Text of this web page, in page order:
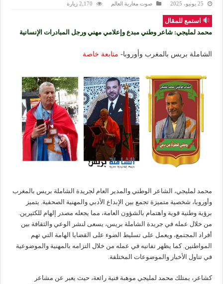
25 يونيو، 2025 صوت مغاربة العالم 2,170 زيارة
استمع للمقال
محمد لمليجي: شاعر وطني مبدع وإعلامي مهني ورجل المبادرات الإنسانية
الشاملة بريس بالمغرب وأوروبا- متابعة خاصة
محمد لمليجي، الشاعر الوطني والمدير العام لجريدة الشاملة بريس بالمغرب
وأوروبا، شخصية متميزة تجمع بين الإبداع الأدبي والمهنية الصحفية. يتميز
برؤية وطنية قوية واهتمام بالشؤون العامة، مما يجعله مصدر إلهام للكثيرين.
من خلال عمله في جريدة الشاملة بريس، يسعى لنشر الوعي والثقافة بين
أفراد المجتمع، ويعمل على تسليط الضوء على القضايا الهامة التي تهم
المواطنين. كما يظهر تفانيه في عمله من خلال التزامه بالمهنية والموضوعية
في تناول الأخبار والموضوعات المختلفة.
كشاعر، يمتلك محمد لمليجي موهبة فنية رائعة، حيث يعبر عن مشاعر